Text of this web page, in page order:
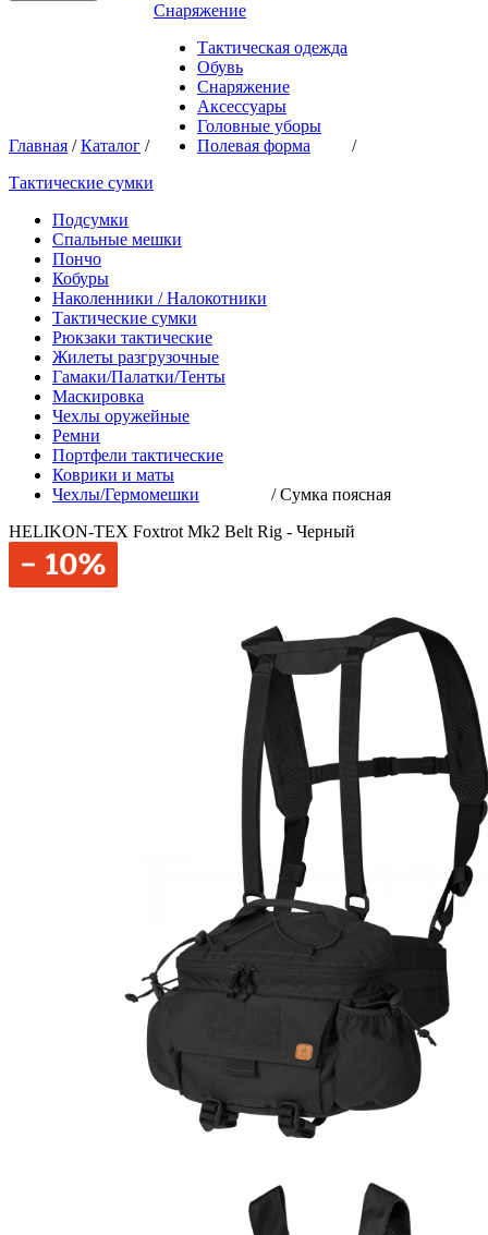
Главная /Каталог /
Снаряжение
Тактическая одежда
Обувь
Снаряжение
Аксессуары
Головные уборы
Полевая форма
/
Тактические сумки
Подсумки
Спальные мешки
Пончо
Кобуры
Наколенники / Налокотники
Тактические сумки
Рюкзаки тактические
Жилеты разгрузочные
Гамаки/Палатки/Тенты
Маскировка
Чехлы оружейные
Ремни
Портфели тактические
Коврики и маты
Чехлы/Гермомешки
/Сумка поясная
HELIKON-TEX Foxtrot Mk2 Belt Rig - Черный